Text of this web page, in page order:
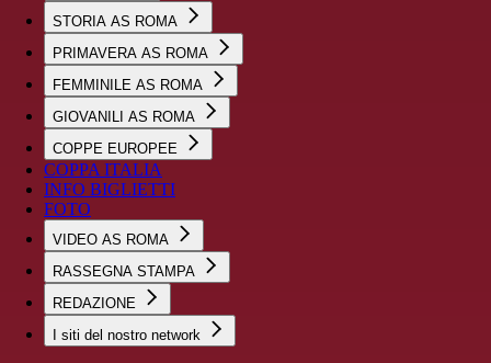
STORIA AS ROMA
PRIMAVERA AS ROMA
FEMMINILE AS ROMA
GIOVANILI AS ROMA
COPPE EUROPEE
COPPA ITALIA
INFO BIGLIETTI
FOTO
VIDEO AS ROMA
RASSEGNA STAMPA
REDAZIONE
I siti del nostro network